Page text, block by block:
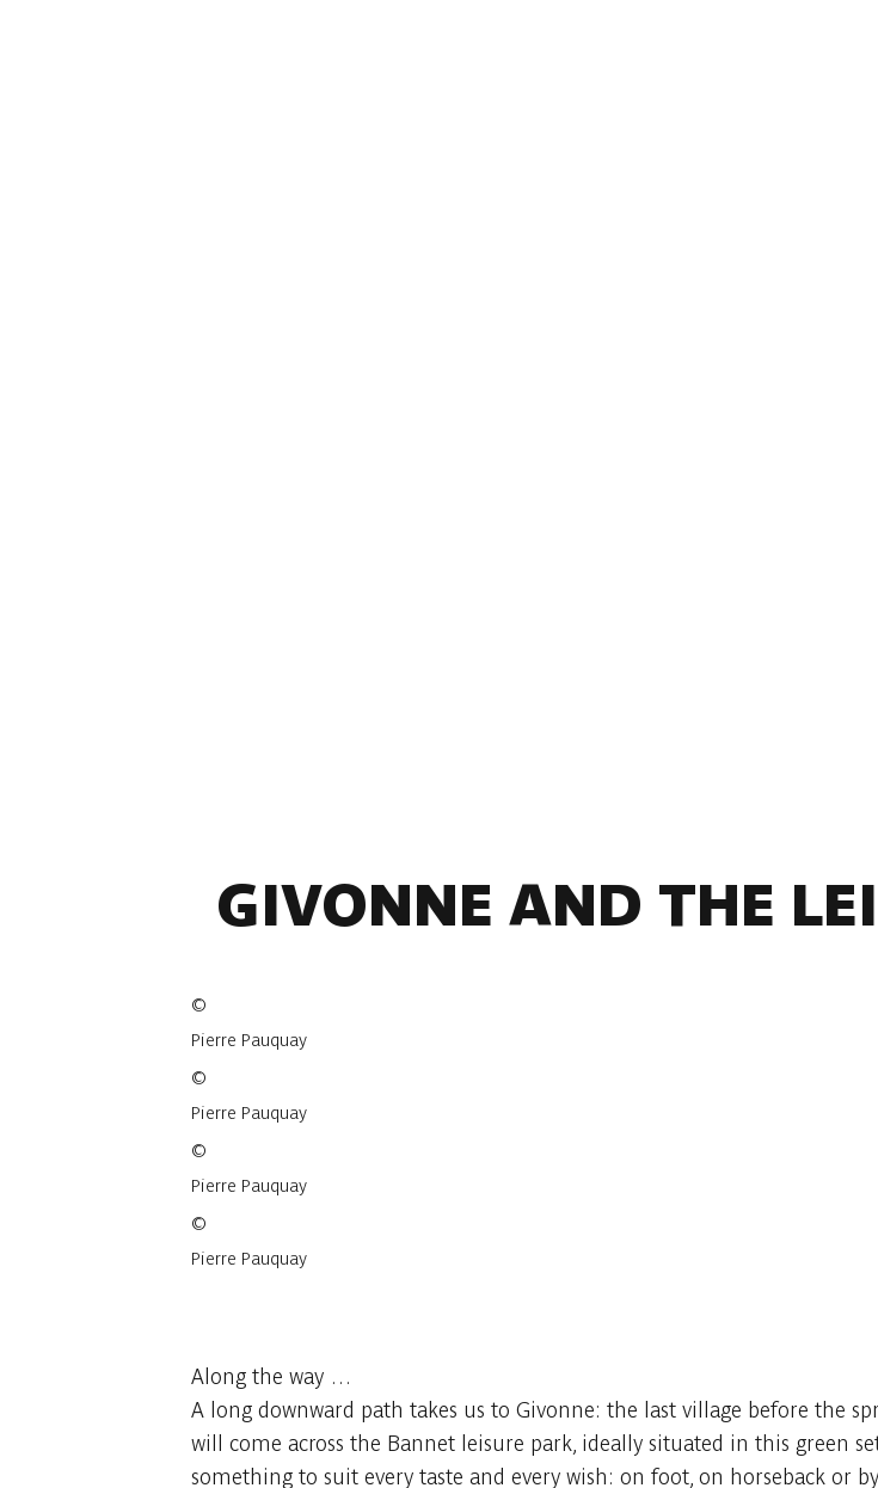
GIVONNE AND THE
©
Pierre Pauquay
©
Pierre Pauquay
©
Pierre Pauquay
©
Pierre Pauquay
Along the way …
A long downward path takes us to Givonne: the last village before the
will come across the Bannet leisure park, ideally situated in this green
something to suit every taste and every wish: on foot, on horseback or